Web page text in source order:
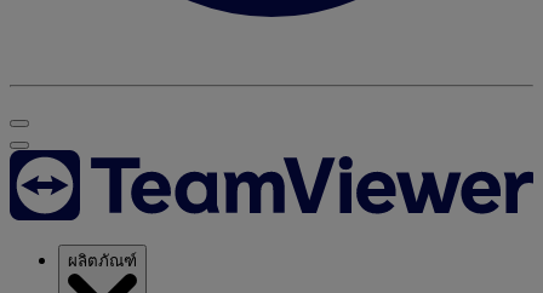
ผลิตภัณฑ์